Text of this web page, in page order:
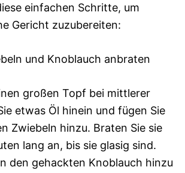
einfachen Schritte, um
Gericht zuzubereiten:
und Knoblauch anbraten
großen Topf bei mittlerer
etwas Öl hinein und fügen Sie
Zwiebeln hinzu. Braten Sie sie
lang an, bis sie glasig sind.
den gehackten Knoblauch hinzu